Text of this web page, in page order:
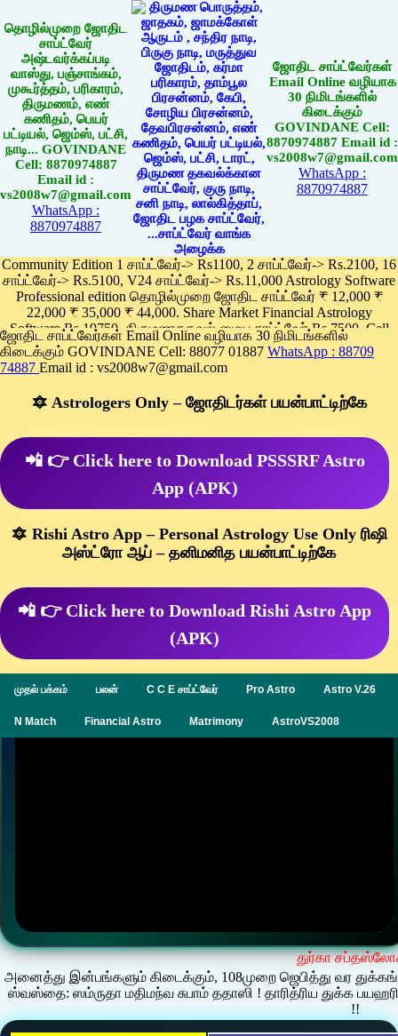
தொழில்முறை ஜோதிட
சாப்ட்வேர்
அஷ்டவர்க்கப்படி
வாஸ்து, பஞ்சாங்கம்,
முகூர்த்தம், பரிகாரம்,
திருமணம், எண்
கணிதம், பெயர்
பட்டியல், ஜெம்ஸ், பட்சி,
நாடி... GOVINDANE
Cell: 8870974887
Email id :
vs2008w7@gmail.com
WhatsApp :
8870974887
ஜோதிட சாப்ட்வேர்கள்
Email Online வழியாக
30 நிமிடங்களில்
கிடைக்கும்
GOVINDANE Cell:
8870974887 Email id :
vs2008w7@gmail.com
WhatsApp :
8870974887
Community Edition 1 சாப்ட்வேர்-> Rs1100, 2 சாப்ட்வேர்-> Rs.2100, 16
சாப்ட்வேர்-> Rs.5100, V24 சாப்ட்வேர்-> Rs.11,000 Astrology Software
Professional edition தொழில்முறை ஜோதிட சாப்ட்வேர் ₹ 12,000 ₹
22,000 ₹ 35,000 ₹ 44,000. Share Market Financial Astrology
Software Rs.19750, திருமணதகவல் மைய சாப்ட்வேர் Rs.7500, Cell
Phone App Rs. 1100
Pay online
ஜோதிட சாப்ட்வேர்கள் Email Online வழியாக 30 நிமிடங்களில்
கிடைக்கும் GOVINDANE Cell: 88077 01887 WhatsApp : 88709
74887 Email id : vs2008w7@gmail.com
🔯 Astrologers Only – ஜோதிடர்கள் பயன்பாட்டிற்கே
📲 👉 Click here to Download PSSSRF Astro
App (APK)
🔯 Rishi Astro App – Personal Astrology Use Only ரிஷி
அஸ்ட்ரோ ஆப் – தனிமனித பயன்பாட்டிற்கே
📲 👉 Click here to Download Rishi Astro App
(APK)
முதல் பக்கம் பலன் C C E சாப்ட்வேர் Pro Astro Astro V.26
N Match Financial Astro Matrimony AstroVS2008
துர்கா
அனைத்து இன்பங்களும் கிடைக்கும், 108முறை ஜெபித்து வர
ஸ்வஸ்தை: ஸம்ருதா மதிமந்வ சுபாம் ததாஸி ! தாரித்ரிய துக்க
!!